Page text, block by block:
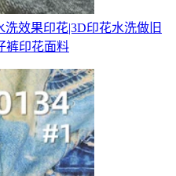
洗效果印花|3D印花水洗做旧
裤印花面料